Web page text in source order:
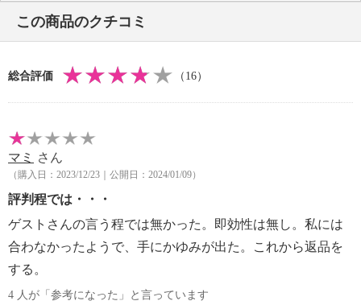
魚（非公開）から抽出された海洋性たんぱく質を使用
ミディーン・タイムパーフェクション」のご紹介で
す。
亜鉛の栄養機能食品です。
カテキン（白茶（ホワイトティー））、リコピン（ト
マトから抽出したトマト油）、ポリフェノール（ブド
ウ種子抽出物）が含まれています。
世界の「イミディーン タイムパーフェクション」の
中でもたんぱく質の含有量が一番多く、海洋性たんぱ
く質１０％増量は日本だけです。
【期限表示】
この商品のクチコミ
総合評価 （16）
マミ さん
（購入日：2023/12/23｜公開日：2024/01/09）
評判程では・・・
ゲストさんの言う程では無かった。即効性は無し。私には
合わなかったようで、手にかゆみが出た。これから返品を
する。
4 人が「参考になった」と言っています